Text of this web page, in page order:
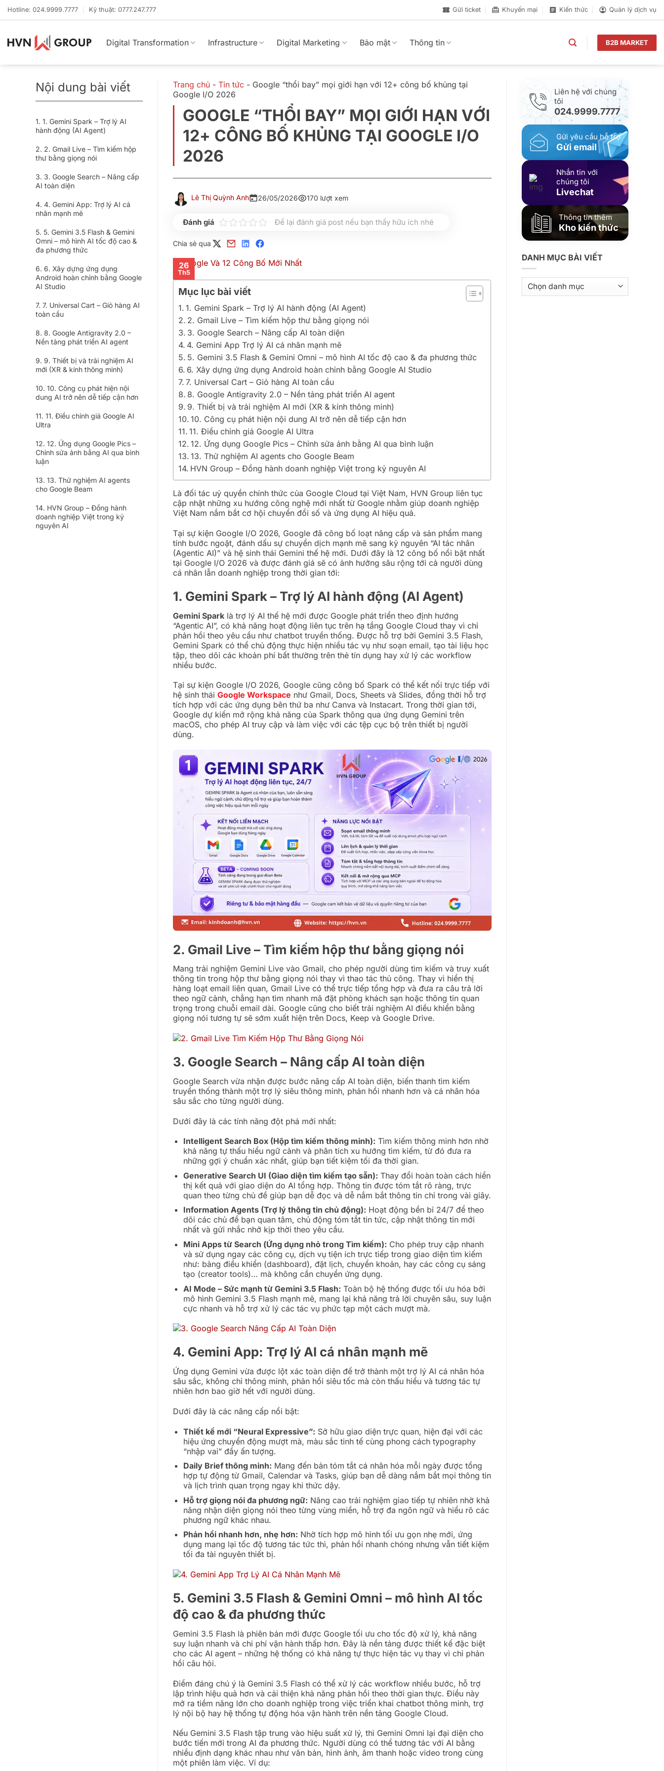
Bỏ
quaHotline: 024.9999.7777 Kỹ thuật: 0777.247.777 Gửi ticket Khuyến mại Kiến thức Quản lý dịch vụ
Digital Transformation Infrastructure Digital Marketing Bảo mật Thông tin B2B MARKET
Nội dung bài viết
1. Gemini Spark – Trợ lý AI
hành động (AI Agent)
2. Gmail Live – Tìm kiếm hộp
thư bằng giọng nói
3. Google Search – Nâng cấp
AI toàn diện
4. Gemini App: Trợ lý AI cá
nhân mạnh mẽ
5. Gemini 3.5 Flash & Gemini
Omni – mô hình AI tốc độ cao &
đa phương thức
6. Xây dựng ứng dụng
Android hoàn chỉnh bằng Google
AI Studio
7. Universal Cart – Giỏ hàng AI
toàn cầu
8. Google Antigravity 2.0 –
Nền tảng phát triển AI agent
9. Thiết bị và trải nghiệm AI
mới (XR & kính thông minh)
10. Công cụ phát hiện nội
dung AI trở nên dễ tiếp cận hơn
11. Điều chỉnh giá Google AI
Ultra
12. Ứng dụng Google Pics –
Chỉnh sửa ảnh bằng AI qua bình
luận
13. Thử nghiệm AI agents
cho Google Beam
HVN Group – Đồng hành
doanh nghiệp Việt trong kỷ
nguyên AI
Trang chủ -Tin tức - Google “thổi bay” mọi giới hạn với 12+ công bố khủng tại
Google I/O 2026
GOOGLE “THỔI BAY” MỌI GIỚI HẠN VỚI
12+ CÔNG BỐ KHỦNG TẠI GOOGLE I/O
2026
Lê Thị Quỳnh Anh 26/05/2026 170 lượt xem
Để lại đánh giá post nếu bạn thấy hữu ích nhé
Chia sẻ qua
26
Th5
Mục lục bài viết
1. Gemini Spark – Trợ lý AI hành động (AI Agent)
2. Gmail Live – Tìm kiếm hộp thư bằng giọng nói
3. Google Search – Nâng cấp AI toàn diện
4. Gemini App Trợ lý AI cá nhân mạnh mẽ
5. Gemini 3.5 Flash & Gemini Omni – mô hình AI tốc độ cao & đa phương thức
6. Xây dựng ứng dụng Android hoàn chỉnh bằng Google AI Studio
7. Universal Cart – Giỏ hàng AI toàn cầu
8. Google Antigravity 2.0 – Nền tảng phát triển AI agent
9. Thiết bị và trải nghiệm AI mới (XR & kính thông minh)
10. Công cụ phát hiện nội dung AI trở nên dễ tiếp cận hơn
11. Điều chỉnh giá Google AI Ultra
12. Ứng dụng Google Pics – Chỉnh sửa ảnh bằng AI qua bình luận
13. Thử nghiệm AI agents cho Google Beam
HVN Group – Đồng hành doanh nghiệp Việt trong kỷ nguyên AI
Là đối tác uỷ quyền chính thức của Google Cloud tại Việt Nam, HVN Group liên tục
cập nhật những xu hướng công nghệ mới nhất từ Google nhằm giúp doanh nghiệp
Việt Nam nắm bắt cơ hội chuyển đổi số và ứng dụng AI hiệu quả.
Tại sự kiện Google I/O 2026, Google đã công bố loạt nâng cấp và sản phẩm mang
tính bước ngoặt, đánh dấu sự chuyển dịch mạnh mẽ sang kỷ nguyên “AI tác nhân
(Agentic AI)” và hệ sinh thái Gemini thế hệ mới. Dưới đây là 12 công bố nổi bật nhất
tại Google I/O 2026 và được đánh giá sẽ có ảnh hưởng sâu rộng tới cả người dùng
cá nhân lẫn doanh nghiệp trong thời gian tới:
1. Gemini Spark – Trợ lý AI hành động (AI Agent)
Gemini Spark là trợ lý AI thế hệ mới được Google phát triển theo định hướng
“Agentic AI”, có khả năng hoạt động liên tục trên hạ tầng Google Cloud thay vì chỉ
phản hồi theo yêu cầu như chatbot truyền thống. Được hỗ trợ bởi Gemini 3.5 Flash,
Gemini Spark có thể chủ động thực hiện nhiều tác vụ như soạn email, tạo tài liệu học
tập, theo dõi các khoản phí bất thường trên thẻ tín dụng hay xử lý các workflow
nhiều bước.
Tại sự kiện Google I/O 2026, Google cũng công bố Spark có thể kết nối trực tiếp với
hệ sinh tháiGoogle Workspace như Gmail, Docs, Sheets và Slides, đồng thời hỗ trợ
tích hợp với các ứng dụng bên thứ ba như Canva và Instacart. Trong thời gian tới,
Google dự kiến mở rộng khả năng của Spark thông qua ứng dụng Gemini trên
macOS, cho phép AI truy cập và làm việc với các tệp cục bộ trên thiết bị người
dùng.
2. Gmail Live – Tìm kiếm hộp thư bằng giọng nói
Mang trải nghiệm Gemini Live vào Gmail, cho phép người dùng tìm kiếm và truy xuất
thông tin trong hộp thư bằng giọng nói thay vì thao tác thủ công. Thay vì hiển thị
hàng loạt email liên quan, Gmail Live có thể trực tiếp tổng hợp và đưa ra câu trả lời
theo ngữ cảnh, chẳng hạn tìm nhanh mã đặt phòng khách sạn hoặc thông tin quan
trọng trong chuỗi email dài. Google cũng cho biết trải nghiệm AI điều khiển bằng
giọng nói tương tự sẽ sớm xuất hiện trên Docs, Keep và Google Drive.
3. Google Search – Nâng cấp AI toàn diện
Google Search vừa nhận được bước nâng cấp AI toàn diện, biến thanh tìm kiếm
truyền thống thành một trợ lý siêu thông minh, phản hồi nhanh hơn và cá nhân hóa
sâu sắc cho từng người dùng.
Dưới đây là các tính năng đột phá mới nhất:
Intelligent Search Box (Hộp tìm kiếm thông minh): Tìm kiếm thông minh hơn nhờ
khả năng tự thấu hiểu ngữ cảnh và phân tích xu hướng tìm kiếm, từ đó đưa ra
những gợi ý chuẩn xác nhất, giúp bạn tiết kiệm tối đa thời gian.
Generative Search UI (Giao diện tìm kiếm tạo sẵn): Thay đổi hoàn toàn cách hiển
thị kết quả với giao diện do AI tổng hợp. Thông tin được tóm tắt rõ ràng, trực
quan theo từng chủ đề giúp bạn dễ đọc và dễ nắm bắt thông tin chỉ trong vài giây.
Information Agents (Trợ lý thông tin chủ động): Hoạt động bền bỉ 24/7 để theo
dõi các chủ đề bạn quan tâm, chủ động tóm tắt tin tức, cập nhật thông tin mới
nhất và gửi nhắc nhở kịp thời theo yêu cầu.
Mini Apps từ Search (Ứng dụng nhỏ trong Tìm kiếm): Cho phép truy cập nhanh
và sử dụng ngay các công cụ, dịch vụ tiện ích trực tiếp trong giao diện tìm kiếm
như: bảng điều khiển (dashboard), đặt lịch, chuyển khoản, hay các công cụ sáng
tạo (creator tools)… mà không cần chuyển ứng dụng.
AI Mode – Sức mạnh từ Gemini 3.5 Flash: Toàn bộ hệ thống được tối ưu hóa bởi
mô hình Gemini 3.5 Flash mạnh mẽ, mang lại khả năng trả lời chuyên sâu, suy luận
cực nhanh và hỗ trợ xử lý các tác vụ phức tạp một cách mượt mà.
4. Gemini App: Trợ lý AI cá nhân mạnh mẽ
Ứng dụng Gemini vừa được lột xác toàn diện để trở thành một trợ lý AI cá nhân hóa
sâu sắc, không chỉ thông minh, phản hồi siêu tốc mà còn thấu hiểu và tương tác tự
nhiên hơn bao giờ hết với người dùng.
Dưới đây là các nâng cấp nổi bật:
Thiết kế mới “Neural Expressive”: Sở hữu giao diện trực quan, hiện đại với các
hiệu ứng chuyển động mượt mà, màu sắc tinh tế cùng phong cách typography
“nhập vai” đầy ấn tượng.
Daily Brief thông minh: Mang đến bản tóm tắt cá nhân hóa mỗi ngày được tổng
hợp tự động từ Gmail, Calendar và Tasks, giúp bạn dễ dàng nắm bắt mọi thông tin
và lịch trình quan trọng ngay khi thức dậy.
Hỗ trợ giọng nói đa phương ngữ: Nâng cao trải nghiệm giao tiếp tự nhiên nhờ khả
năng nhận diện giọng nói theo từng vùng miền, hỗ trợ đa ngôn ngữ và hiểu rõ các
phương ngữ khác nhau.
Phản hồi nhanh hơn, nhẹ hơn: Nhờ tích hợp mô hình tối ưu gọn nhẹ mới, ứng
dụng mang lại tốc độ tương tác tức thì, phản hồi nhanh chóng nhưng vẫn tiết kiệm
tối đa tài nguyên thiết bị.
5. Gemini 3.5 Flash & Gemini Omni – mô hình AI tốc
độ cao & đa phương thức
Gemini 3.5 Flash là phiên bản mới được Google tối ưu cho tốc độ xử lý, khả năng
suy luận nhanh và chi phí vận hành thấp hơn. Đây là nền tảng được thiết kế đặc biệt
cho các AI agent – những hệ thống có khả năng tự thực hiện tác vụ thay vì chỉ phản
hồi câu hỏi.
Điểm đáng chú ý là Gemini 3.5 Flash có thể xử lý các workflow nhiều bước, hỗ trợ
lập trình hiệu quả hơn và cải thiện khả năng phản hồi theo thời gian thực. Điều này
mở ra tiềm năng lớn cho doanh nghiệp trong việc triển khai chatbot thông minh, trợ
lý nội bộ hay hệ thống tự động hóa vận hành trên nền tảng Google Cloud.
Nếu Gemini 3.5 Flash tập trung vào hiệu suất xử lý, thì Gemini Omni lại đại diện cho
bước tiến mới trong AI đa phương thức. Người dùng có thể tương tác với AI bằng
nhiều định dạng khác nhau như văn bản, hình ảnh, âm thanh hoặc video trong cùng
một phiên làm việc. Ví dụ:
Liên hệ với chúng
tôi
024.9999.7777
Gửi yêu cầu hỗ trợ
Gửi email
Nhắn tin với
chúng tôi
Livechat
Thông tin thêm
Kho kiến thức
DANH MỤC BÀI VIẾT
mục
bài